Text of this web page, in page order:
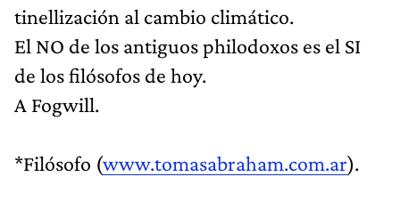
tinellización al cambio climático.
El NO de los antiguos philodoxos es el SI
de los filósofos de hoy.
A Fogwill.
*Filósofo (www.tomasabraham.com.ar).